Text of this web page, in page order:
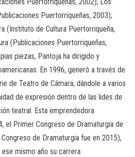
Puertorriqueñas, 2003);
(Instituto de Cultura Puertorriqueña,
(Publicaciones Puertorriqueñas,
piezas, Pantoja ha dirigido y
En 1996, generó a través de
de Teatro de Cámara, dándole a varios
de expresión dentro de las lides de
teatral. Esta emprendedora
el Primer Congreso de Dramaturgia de
de Dramaturgia fue en 2015),
mismo año su carrera